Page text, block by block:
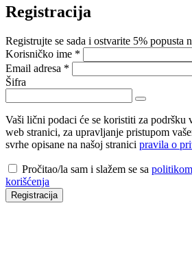
Registracija
Registrujte se sada i ostvarite 5% popusta
Korisničko ime *
Email adresa *
Šifra
Vaši lični podaci će se koristiti za podršku
web stranici, za upravljanje pristupom
svrhe opisane na našoj stranici pravila o
Pročitao/la sam i slažem se sa
korišćenja
Registracija